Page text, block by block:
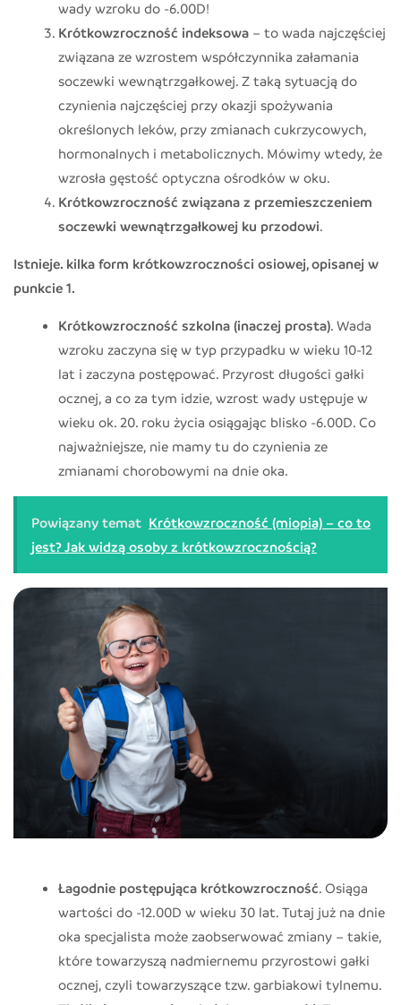
wady wzroku do -6.00D!
Krótkowzroczność indeksowa – to wada najczęściej
związana ze wzrostem współczynnika załamania
soczewki wewnątrzgałkowej. Z taką sytuacją do
czynienia najczęściej przy okazji spożywania
określonych leków, przy zmianach cukrzycowych,
hormonalnych i metabolicznych. Mówimy wtedy, że
wzrosła gęstość optyczna ośrodków w oku.
Krótkowzroczność związana z przemieszczeniem
soczewki wewnątrzgałkowej ku przodowi.
Istnieje. kilka form krótkowzroczności osiowej, opisanej w
punkcie 1.
Krótkowzroczność szkolna (inaczej prosta). Wada
wzroku zaczyna się w typ przypadku w wieku 10-12
lat i zaczyna postępować. Przyrost długości gałki
ocznej, a co za tym idzie, wzrost wady ustępuje w
wieku ok. 20. roku życia osiągając blisko -6.00D. Co
najważniejsze, nie mamy tu do czynienia ze
zmianami chorobowymi na dnie oka.
Powiązany temat Krótkowzroczność (miopia) – co to
jest? Jak widzą osoby z krótkowzrocznością?
Łagodnie postępująca krótkowzroczność. Osiąga
wartości do -12.00D w wieku 30 lat. Tutaj już na dnie
oka specjalista może zaobserwować zmiany – takie,
które towarzyszą nadmiernemu przyrostowi gałki
ocznej, czyli towarzyszące tzw. garbiakowi tylnemu.